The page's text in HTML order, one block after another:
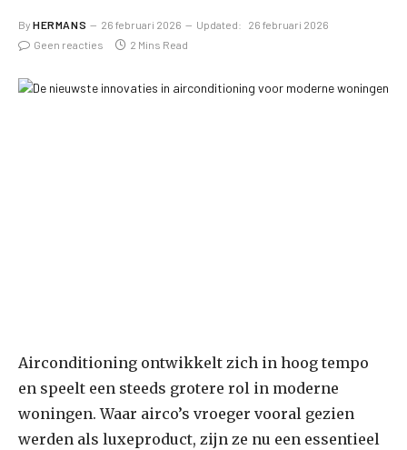
By HERMANS 26 februari 2026 Updated:
26 februari 2026
Geen reacties
2 Mins Read
Airconditioning ontwikkelt zich in hoog tempo
en speelt een steeds grotere rol in moderne
woningen. Waar airco’s vroeger vooral gezien
werden als luxeproduct, zijn ze nu een essentieel